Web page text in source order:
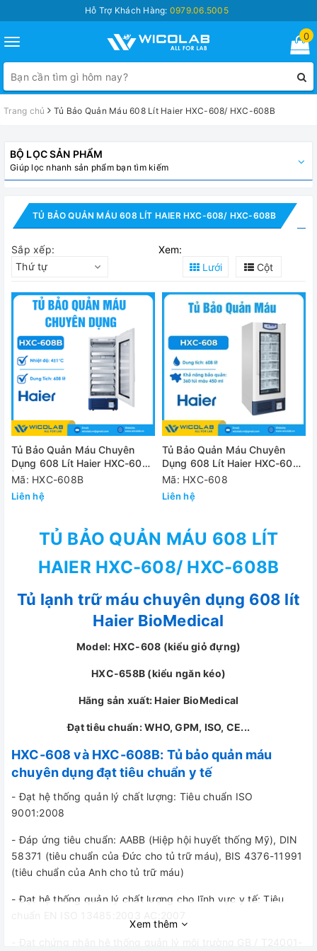
Hỗ Trợ Khách Hàng: 0979.06.5005
Toggle
navigation
0
Trang chủ Tủ Bảo Quản Máu 608 Lít Haier HXC-608/ HXC-608B
BỘ LỌC SẢN PHẨM
Giúp lọc nhanh sản phẩm bạn tìm kiếm
TỦ BẢO QUẢN MÁU 608 LÍT HAIER HXC-608/ HXC-608B
Sắp xếp:
Thứ tự
Xem:
Lưới
Cột
Tủ Bảo Quản Máu Chuyên
Dụng 608 Lít Haier HXC-608B
| Ngăn Kéo
Mã: HXC-608B
Liên hệ
Tủ Bảo Quản Máu Chuyên
Dụng 608 Lít Haier HXC-608 |
Giỏ Đựng
Mã: HXC-608
Liên hệ
TỦ BẢO QUẢN MÁU 608 LÍT
HAIER HXC-608/ HXC-608B
Tủ lạnh trữ máu chuyên dụng 608 lít
Haier BioMedical
Model: HXC-608 (kiểu giỏ đựng)
HXC-658B (kiểu ngăn kéo)
Hãng sản xuất: Haier BioMedical
Đạt tiêu chuẩn: WHO, GPM, ISO, CE...
HXC-608 và HXC-608B: Tủ bảo quản máu
chuyên dụng đạt tiêu chuẩn y tế
- Đạt hệ thống quản lý chất lượng: Tiêu chuẩn ISO
9001:2008
- Đáp ứng tiêu chuẩn: AABB (Hiệp hội huyết thống Mỹ), DIN
58371 (tiêu chuẩn của Đức cho tủ trữ máu), BIS 4376-11991
(tiêu chuẩn của Anh cho tủ trữ máu)
- Đạt hệ thống quản lý chất lượng cho lĩnh vực y tế: Tiêu
Xem thêm